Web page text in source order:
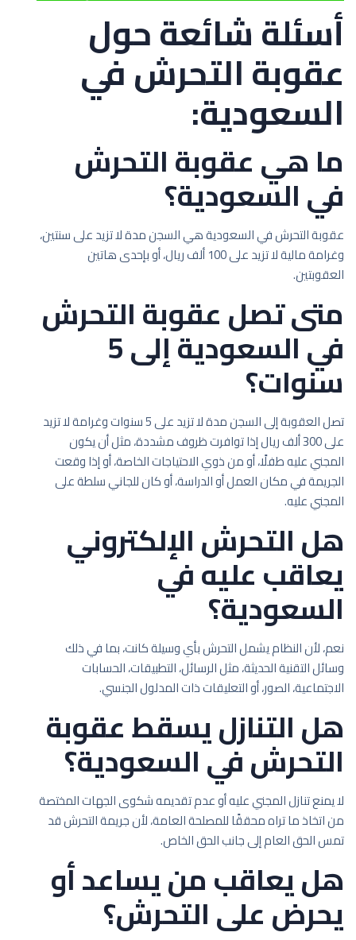
أسئلة شائعة حول
عقوبة التحرش في
السعودية:
ما هي عقوبة التحرش
في السعودية؟
عقوبة التحرش في السعودية هي السجن مدة لا تزيد على سنتين،
وغرامة مالية لا تزيد على 100 ألف ريال، أو بإحدى هاتين
العقوبتين.
متى تصل عقوبة التحرش
في السعودية إلى 5
سنوات؟
تصل العقوبة إلى السجن مدة لا تزيد على 5 سنوات وغرامة لا تزيد
على 300 ألف ريال إذا توافرت ظروف مشددة، مثل أن يكون
المجني عليه طفلًا، أو من ذوي الاحتياجات الخاصة، أو إذا وقعت
الجريمة في مكان العمل أو الدراسة، أو كان للجاني سلطة على
المجني عليه.
هل التحرش الإلكتروني
يعاقب عليه في
السعودية؟
نعم، لأن النظام يشمل التحرش بأي وسيلة كانت، بما في ذلك
وسائل التقنية الحديثة، مثل الرسائل، التطبيقات، الحسابات
الاجتماعية، الصور، أو التعليقات ذات المدلول الجنسي.
هل التنازل يسقط عقوبة
التحرش في السعودية؟
لا يمنع تنازل المجني عليه أو عدم تقديمه شكوى الجهات المختصة
من اتخاذ ما تراه محققًا للمصلحة العامة، لأن جريمة التحرش قد
تمس الحق العام إلى جانب الحق الخاص.
هل يعاقب من يساعد أو
يحرض على التحرش؟